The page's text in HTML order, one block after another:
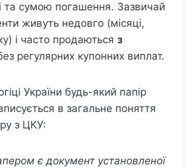
та сумою погашення. Зазвичай
живуть недовго (місяці,
і часто продаються з
регулярних купонних виплат.
України будь-який папір
в загальне поняття
з ЦКУ:
є документ установленої